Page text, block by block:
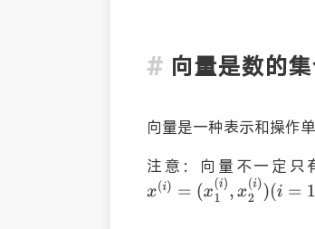
向量是数的
向量是一种表示和操作
注意：向量不一定只